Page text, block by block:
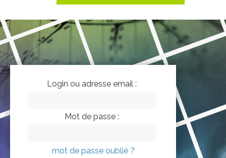
Login ou adresse email :
Mot de passe :
mot de passe oublié ?